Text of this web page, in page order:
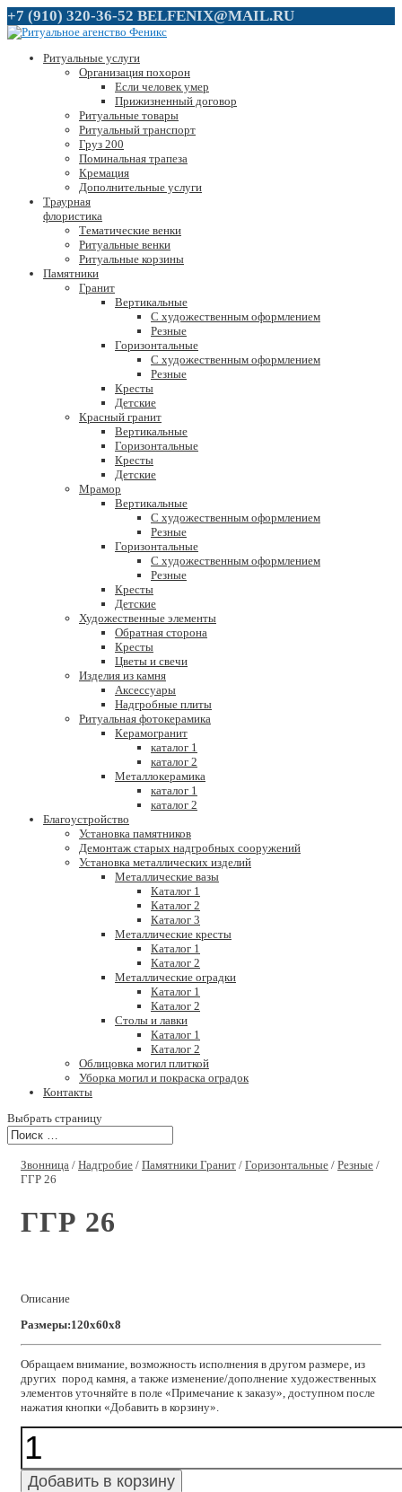
+7 (910) 320-36-52 BELFENIX@MAIL.RU
Ритуальные услуги
Организация похорон
Если человек умер
Прижизненный договор
Ритуальные товары
Ритуальный транспорт
Груз 200
Поминальная трапеза
Кремация
Дополнительные услуги
Траурная
флористика
Тематические венки
Ритуальные венки
Ритуальные корзины
Памятники
Гранит
Вертикальные
С художественным оформлением
Резные
Горизонтальные
С художественным оформлением
Резные
Кресты
Детские
Красный гранит
Вертикальные
Горизонтальные
Кресты
Детские
Мрамор
Вертикальные
С художественным оформлением
Резные
Горизонтальные
С художественным оформлением
Резные
Кресты
Детские
Художественные элементы
Обратная сторона
Кресты
Цветы и свечи
Изделия из камня
Аксессуары
Надгробные плиты
Ритуальная фотокерамика
Керамогранит
каталог 1
каталог 2
Металлокерамика
каталог 1
каталог 2
Благоустройство
Установка памятников
Демонтаж старых надгробных сооружений
Установка металлических изделий
Металлические вазы
Каталог 1
Каталог 2
Каталог 3
Металлические кресты
Каталог 1
Каталог 2
Металлические оградки
Каталог 1
Каталог 2
Столы и лавки
Каталог 1
Каталог 2
Облицовка могил плиткой
Уборка могил и покраска оградок
Контакты
Выбрать страницу
Звонница / Надгробие / Памятники Гранит / Горизонтальные / Резные /
ГГР 26
ГГР 26
Описание
Размеры:120x60x8
Обращаем внимание, возможность исполнения в другом размере, из
других пород камня, а также изменение/дополнение художественных
элементов уточняйте в поле «Примечание к заказу», доступном после
нажатия кнопки «Добавить в корзину».
Количество
ГГР
26
Добавить в корзину